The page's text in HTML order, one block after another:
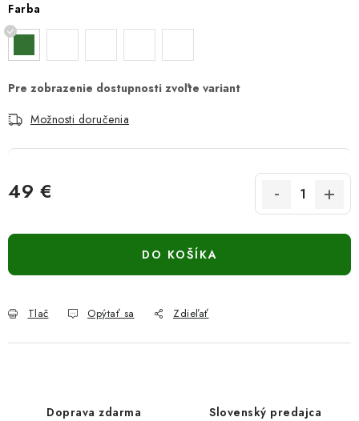
Farba
Možnosti doručenia
49 €
DO KOŠÍKA
Tlač Opýtať sa Zdieľať
Doprava zdarma Slovenský predajca